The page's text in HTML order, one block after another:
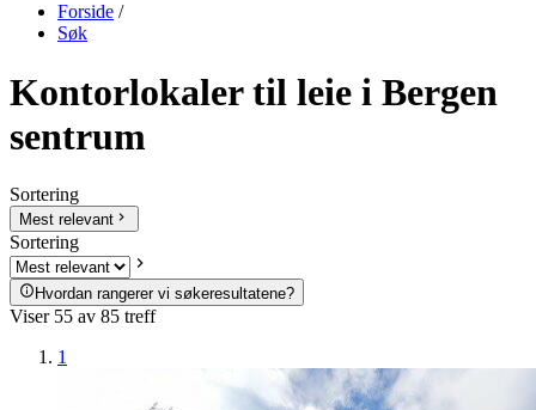
Forside /
Søk
Kontorlokaler til leie i Bergen
sentrum
Sortering
Mest relevant
Sortering
Hvordan rangerer vi søkeresultatene?
Viser 55 av 85 treff
1